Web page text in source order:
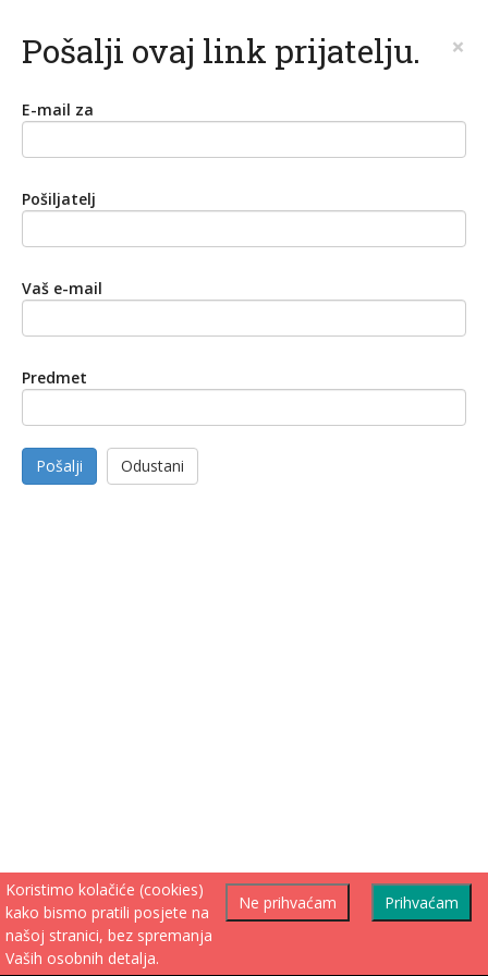
Pošalji ovaj link prijatelju. ×
E-mail za
Pošiljatelj
Vaš e-mail
Predmet
Pošalji Odustani
Prihvaćam
Ne prihvaćam
Koristimo kolačiće (cookies)
kako bismo pratili posjete na
našoj stranici, bez spremanja
Vaših osobnih detalja.